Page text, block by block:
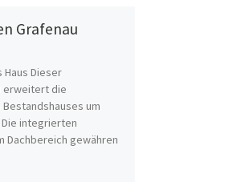
Grafenau
Dieser
erweitert die
um
integrierten
Dachbereich gewähren